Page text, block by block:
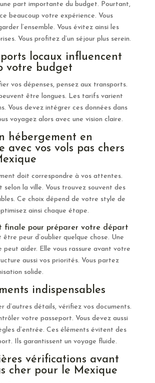
part importante du budget. Pourtant,
beaucoup votre expérience. Vous
l’ensemble. Vous évitez ainsi les
Vous profitez d’un séjour plus serein.
locaux influencent
votre budget
vos dépenses, pensez aux transports.
être longues. Les tarifs varient
Vous devez intégrer ces données dans
voyagez alors avec une vision claire.
hébergement en
avec vos vols pas chers
doit correspondre à vos attentes.
selon la ville. Vous trouvez souvent des
Ce choix dépend de votre style de
ainsi chaque étape.
finale pour préparer votre départ
être peur d’oublier quelque chose. Une
peut aider. Elle vous rassure avant votre
aussi vos priorités. Vous partez
solide.
indispensables
d’autres détails, vérifiez vos documents.
votre passeport. Vous devez aussi
d’entrée. Ces éléments évitent des
Ils garantissent un voyage fluide.
vérifications avant
cher pour le Mexique